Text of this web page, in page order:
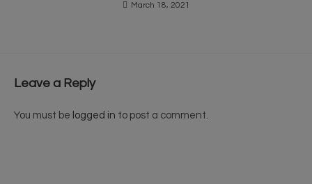
March 18, 2021
Leave a Reply
You must be logged in to post a comment.